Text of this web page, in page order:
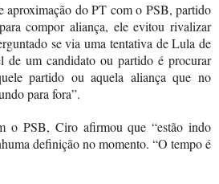
aproximação do PT com o PSB, partido
compor aliança, ele evitou rivalizar
se via uma tentativa de Lula de
de um candidato ou partido é procurar
partido ou aquela aliança que no
para fora”.
o PSB, Ciro afirmou que “estão indo
definição no momento. “O tempo é